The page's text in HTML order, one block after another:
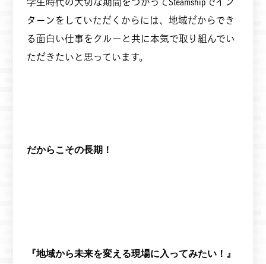
ターンをしていただくからには、地域だからでき
る面白い仕事をクルーと共に本気で取り組んでい
ただきたいと思っています。
だからこその長期！
『地域から未来を変える現場に入ってみたい！』